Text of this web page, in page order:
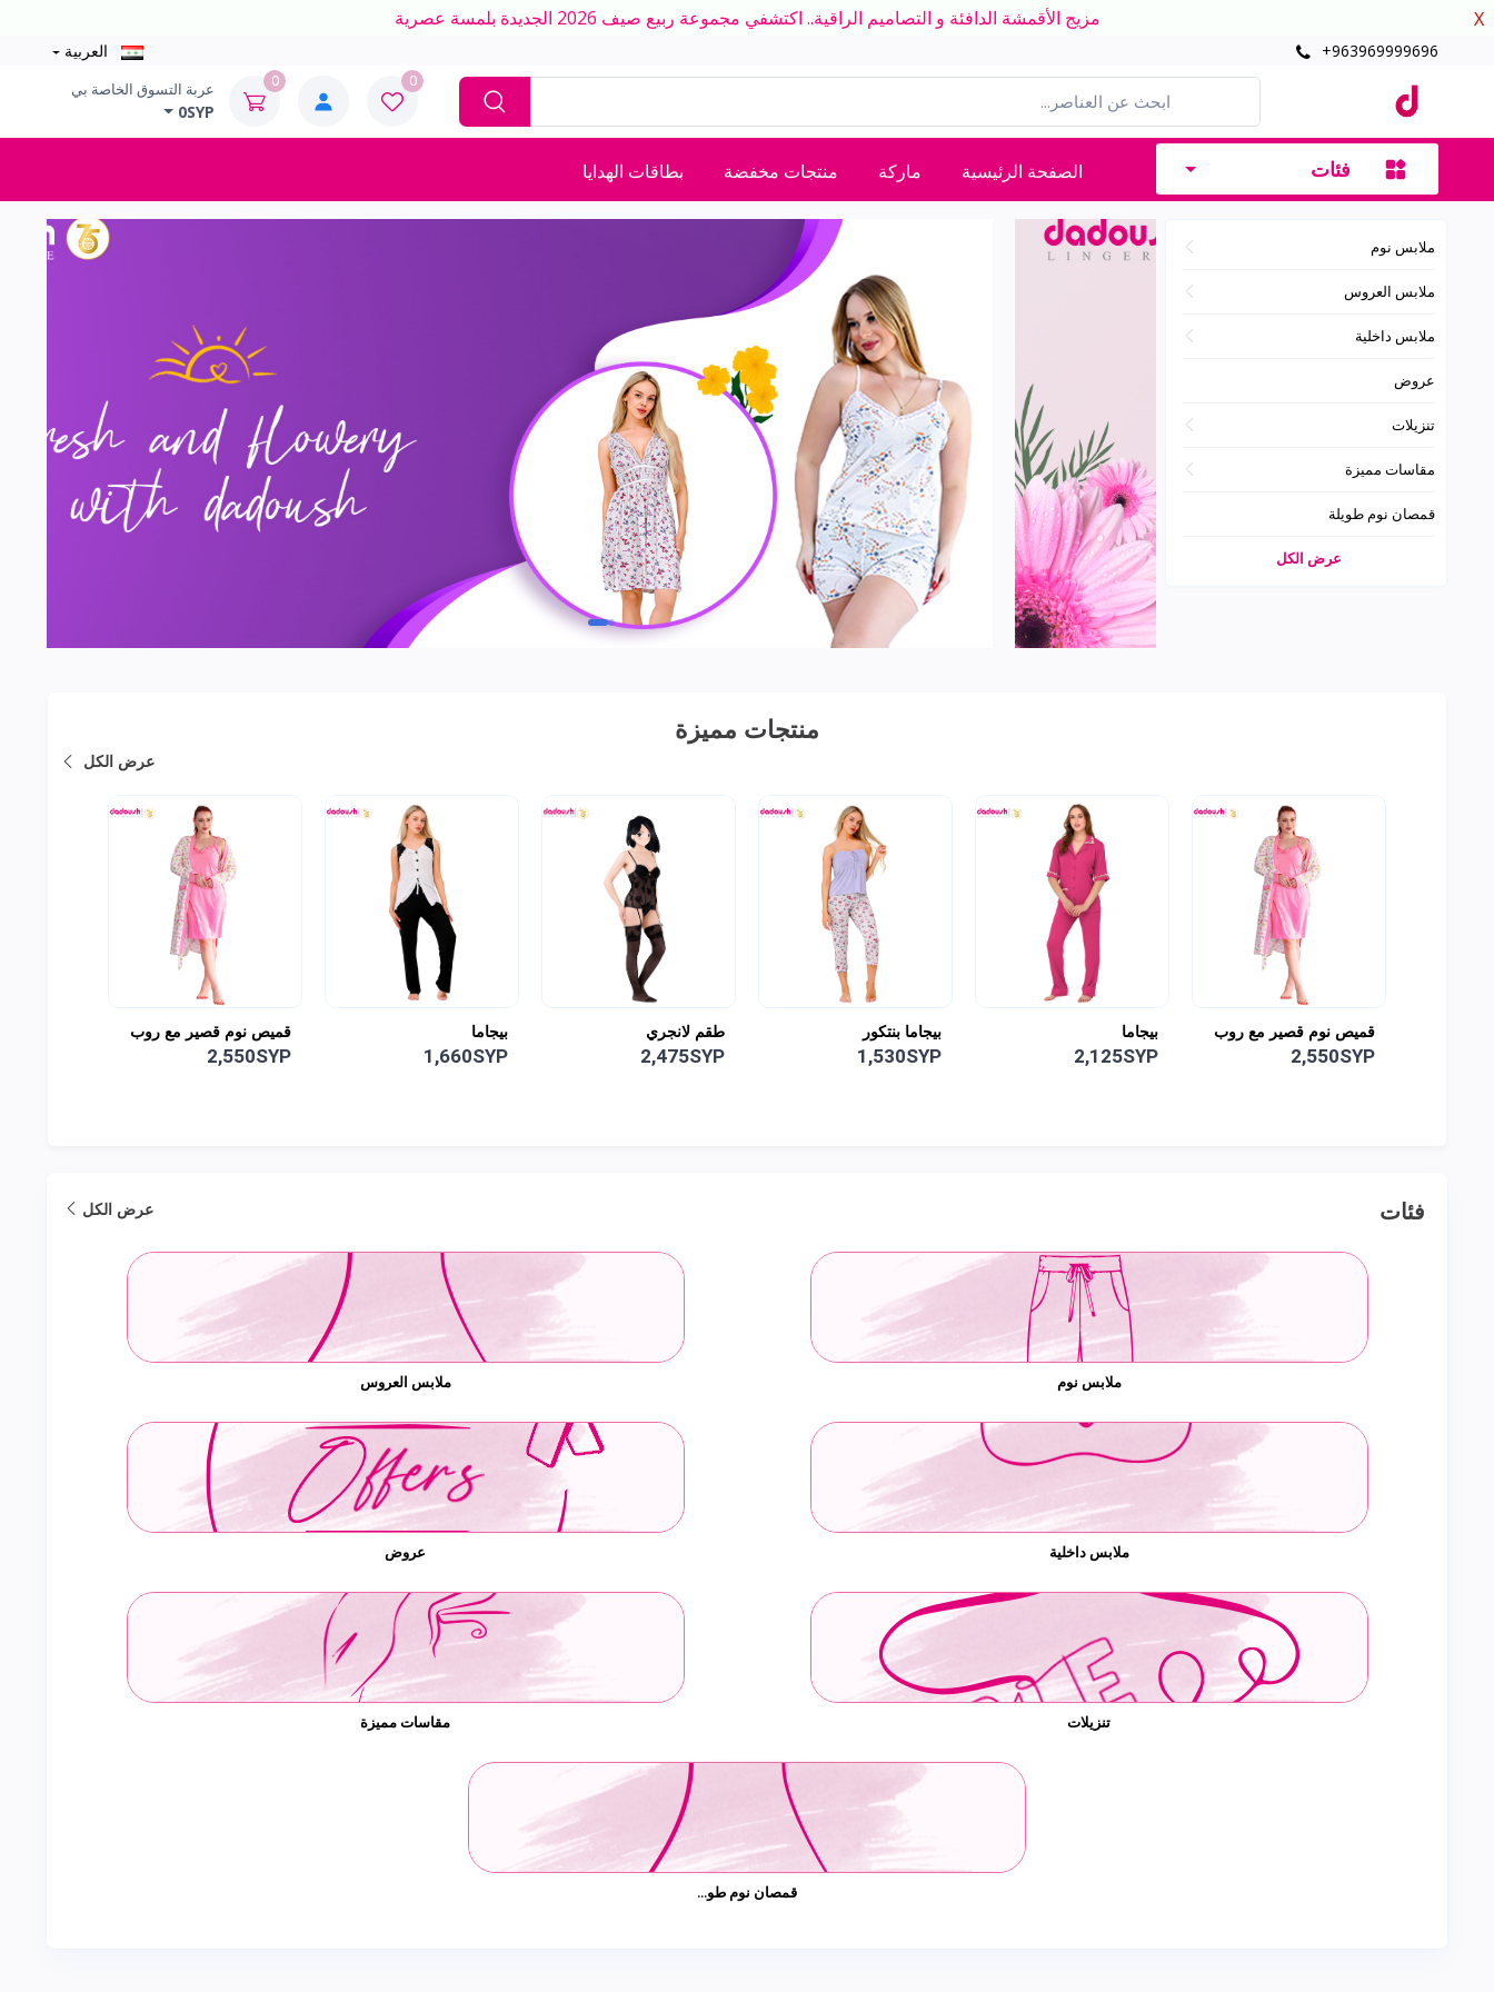
مزيج الأقمشة الدافئة و التصاميم الراقية.. اكتشفي مجموعة ربيع صيف 2026 الجديدة بلمسة عصرية X
+963969999696 العربية
0
0 عربة التسوق الخاصة بي
0SYP
فئات الصفحة الرئيسية ماركة منتجات مخفضة بطاقات الهدايا
ملابس نوم
ملابس العروس
ملابس داخلية
عروض
تنزيلات
مقاسات مميزة
قمصان نوم طويلة
عرض الكل
منتجات مميزة
عرض الكل
قميص نوم قصير مع روب
2,550SYP
بيجاما
2,125SYP
بيجاما بنتكور
1,530SYP
طقم لانجري
2,475SYP
بيجاما
1,660SYP
قميص نوم قصير مع روب
2,550SYP
فئات عرض الكل
ملابس نوم ملابس العروس
ملابس داخلية عروض
تنزيلات مقاسات مميزة
قمصان نوم طو...